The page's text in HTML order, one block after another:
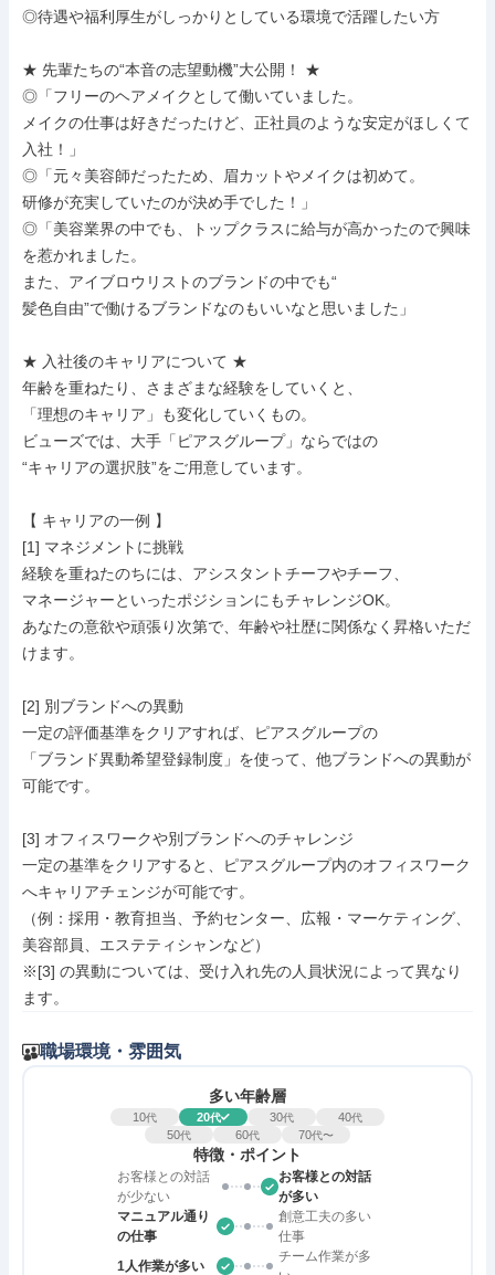
◎待遇や福利厚生がしっかりとしている環境で活躍したい方
★ 先輩たちの“本音の志望動機”大公開！ ★
◎「フリーのヘアメイクとして働いていました。
メイクの仕事は好きだったけど、正社員のような安定がほしくて
入社！」
◎「元々美容師だったため、眉カットやメイクは初めて。
研修が充実していたのが決め手でした！」
◎「美容業界の中でも、トップクラスに給与が高かったので興味
を惹かれました。
また、アイブロウリストのブランドの中でも“
髪色自由”で働けるブランドなのもいいなと思いました」
★ 入社後のキャリアについて ★
年齢を重ねたり、さまざまな経験をしていくと、
「理想のキャリア」も変化していくもの。
ビューズでは、大手「ピアスグループ」ならではの
“キャリアの選択肢”をご用意しています。
【 キャリアの一例 】
[1] マネジメントに挑戦
経験を重ねたのちには、アシスタントチーフやチーフ、
マネージャーといったポジションにもチャレンジOK。
あなたの意欲や頑張り次第で、年齢や社歴に関係なく昇格いただ
けます。
[2] 別ブランドへの異動
一定の評価基準をクリアすれば、ピアスグループの
「ブランド異動希望登録制度」を使って、他ブランドへの異動が
可能です。
[3] オフィスワークや別ブランドへのチャレンジ
一定の基準をクリアすると、ピアスグループ内のオフィスワーク
へキャリアチェンジが可能です。
（例：採用・教育担当、予約センター、広報・マーケティング、
美容部員、エステティシャンなど）
※[3] の異動については、受け入れ先の人員状況によって異なり
ます。
職場環境・雰囲気
多い年齢層
10代 20代 30代 40代
50代 60代 70代〜
特徴・ポイント
お客様との対話
が少ない
お客様との対話
が多い
マニュアル通り
の仕事
創意工夫の多い
仕事
1人作業が多い
チーム作業が多